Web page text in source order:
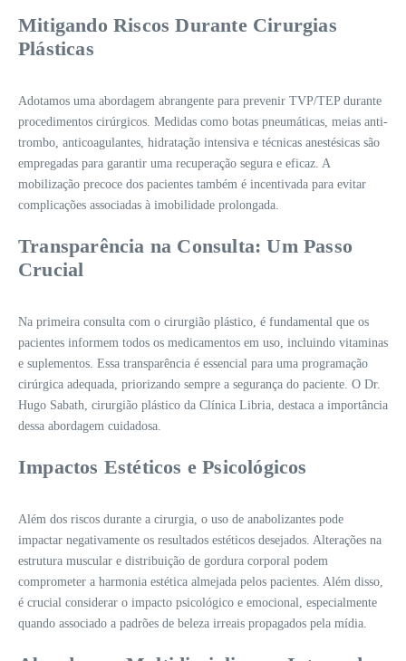
Mitigando Riscos Durante Cirurgias
Plásticas
Adotamos uma abordagem abrangente para prevenir TVP/TEP durante
procedimentos cirúrgicos. Medidas como botas pneumáticas, meias anti-
trombo, anticoagulantes, hidratação intensiva e técnicas anestésicas são
empregadas para garantir uma recuperação segura e eficaz. A
mobilização precoce dos pacientes também é incentivada para evitar
complicações associadas à imobilidade prolongada.
Transparência na Consulta: Um Passo
Crucial
Na primeira consulta com o cirurgião plástico, é fundamental que os
pacientes informem todos os medicamentos em uso, incluindo vitaminas
e suplementos. Essa transparência é essencial para uma programação
cirúrgica adequada, priorizando sempre a segurança do paciente. O Dr.
Hugo Sabath, cirurgião plástico da Clínica Libria, destaca a importância
dessa abordagem cuidadosa.
Impactos Estéticos e Psicológicos
Além dos riscos durante a cirurgia, o uso de anabolizantes pode
impactar negativamente os resultados estéticos desejados. Alterações na
estrutura muscular e distribuição de gordura corporal podem
comprometer a harmonia estética almejada pelos pacientes. Além disso,
é crucial considerar o impacto psicológico e emocional, especialmente
quando associado a padrões de beleza irreais propagados pela mídia.